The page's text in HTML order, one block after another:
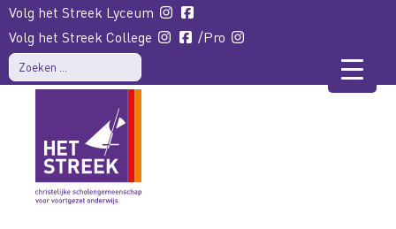
Volg het Streek College /Pro
Volg het Streek Lyceum